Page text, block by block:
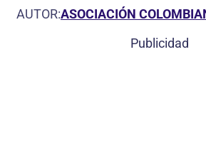
AUTOR:ASOCIACIÓN
Publicidad